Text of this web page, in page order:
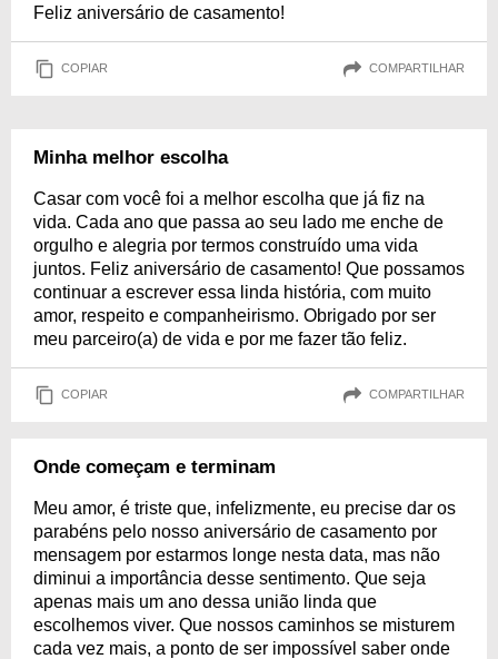
Feliz aniversário de casamento!
COPIAR COMPARTILHAR
Minha melhor escolha
Casar com você foi a melhor escolha que já fiz na
vida. Cada ano que passa ao seu lado me enche de
orgulho e alegria por termos construído uma vida
juntos. Feliz aniversário de casamento! Que possamos
continuar a escrever essa linda história, com muito
amor, respeito e companheirismo. Obrigado por ser
meu parceiro(a) de vida e por me fazer tão feliz.
COPIAR COMPARTILHAR
Onde começam e terminam
Meu amor, é triste que, infelizmente, eu precise dar os
parabéns pelo nosso aniversário de casamento por
mensagem por estarmos longe nesta data, mas não
diminui a importância desse sentimento. Que seja
apenas mais um ano dessa união linda que
escolhemos viver. Que nossos caminhos se misturem
cada vez mais, a ponto de ser impossível saber onde